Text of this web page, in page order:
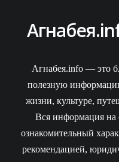
Агнабея.info — это
полезную
жизни, культуре,
Вся информация на
ознакомительный
рекомендацией,